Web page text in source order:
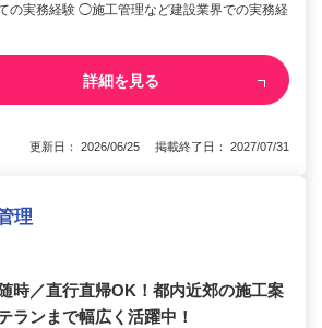
の実務経験 ◯施工管理など建設業界での実務経
詳細を見る
更新日： 2026/06/25 掲載終了日： 2027/07/31
理
時／直行直帰OK！都内近郊の施工案
ランまで幅広く活躍中！